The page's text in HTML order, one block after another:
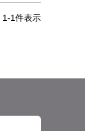
1-1件表示